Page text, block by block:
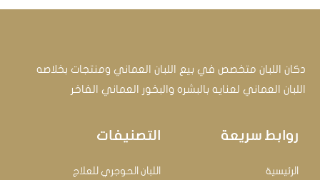
دكان اللبان متخصص في بيع اللبان العماني ومنتجات بخلاصه
اللبان العماني لعنايه بالبشره والبخور العماني الفاخر
روابط سريعة
الرئيسية
التصنيفات
اللبان الحوجري للعلاج